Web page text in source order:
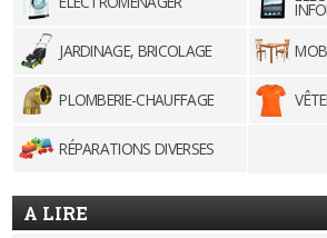
JARDINAGE, BRICOLAGE
PLOMBERIE-CHAUFFAGE
RÉPARATIONS DIVERSES
A LIRE